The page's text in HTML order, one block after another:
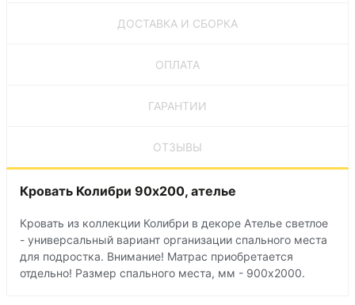
ДОСТАВКА И СБОРКА
ОПЛАТА
ГАРАНТИИ
ОТЗЫВЫ
Кровать Колибри 90х200, ателье
Кровать из коллекции Колибри в декоре Ателье светлое
- универсальный вариант организации спального места
для подростка. Внимание! Матрас приобретается
отдельно! Размер спального места, мм - 900х2000.